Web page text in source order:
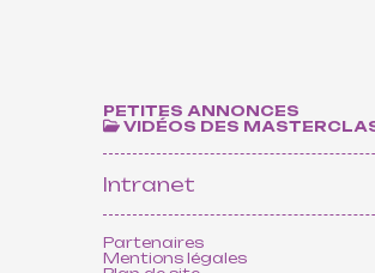
PETITES ANNONCES
VIDÉOS DES
Intranet
Partenaires
Mentions légales